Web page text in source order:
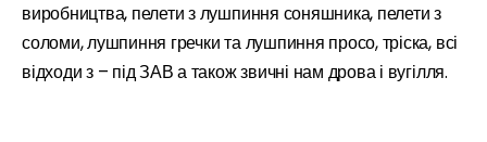
виробництва, пелети з лушпиння соняшника, пелети з
соломи, лушпиння гречки та лушпиння просо, тріска, всі
відходи з – під ЗАВ а також звичні нам дрова і вугілля.